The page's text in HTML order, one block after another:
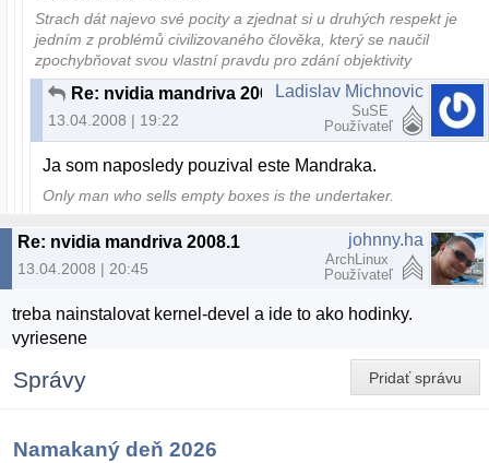
Strach dát najevo své pocity a zjednat si u druhých respekt je
jedním z problémů civilizovaného člověka, který se naučil
zpochybňovat svou vlastní pravdu pro zdání objektivity
Re: nvidia mandriva 2008.1
13.04.2008 | 19:22
Ladislav Michnovic
SuSE
Používateľ
Ja som naposledy pouzival este Mandraka.
Only man who sells empty boxes is the undertaker.
Re: nvidia mandriva 2008.1
13.04.2008 | 20:45
johnny.ha
ArchLinux
Používateľ
treba nainstalovat kernel-devel a ide to ako hodinky.
vyriesene
Pridať správu
Správy
Namakaný deň 2026